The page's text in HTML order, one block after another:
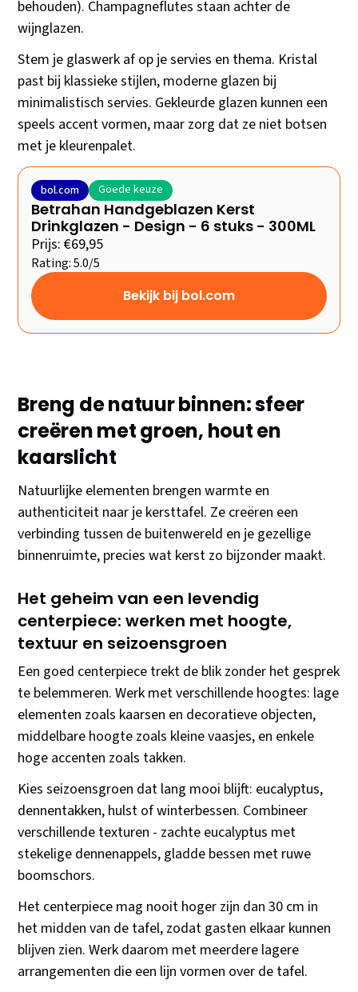
behouden). Champagneflutes staan achter de
wijnglazen.
Stem je glaswerk af op je servies en thema. Kristal
past bij klassieke stijlen, moderne glazen bij
minimalistisch servies. Gekleurde glazen kunnen een
speels accent vormen, maar zorg dat ze niet botsen
met je kleurenpalet.
bol.com Goede keuze
Betrahan Handgeblazen Kerst
Drinkglazen - Design - 6 stuks - 300ML
Prijs: €69,95
Rating: 5.0/5
Bekijk bij bol.com
Breng de natuur binnen: sfeer
creëren met groen, hout en
kaarslicht
Natuurlijke elementen brengen warmte en
authenticiteit naar je kersttafel. Ze creëren een
verbinding tussen de buitenwereld en je gezellige
binnenruimte, precies wat kerst zo bijzonder maakt.
Het geheim van een levendig
centerpiece: werken met hoogte,
textuur en seizoensgroen
Een goed centerpiece trekt de blik zonder het gesprek
te belemmeren. Werk met verschillende hoogtes: lage
elementen zoals kaarsen en decoratieve objecten,
middelbare hoogte zoals kleine vaasjes, en enkele
hoge accenten zoals takken.
Kies seizoensgroen dat lang mooi blijft: eucalyptus,
dennentakken, hulst of winterbessen. Combineer
verschillende texturen - zachte eucalyptus met
stekelige dennenappels, gladde bessen met ruwe
boomschors.
Het centerpiece mag nooit hoger zijn dan 30 cm in
het midden van de tafel, zodat gasten elkaar kunnen
blijven zien. Werk daarom met meerdere lagere
arrangementen die een lijn vormen over de tafel.